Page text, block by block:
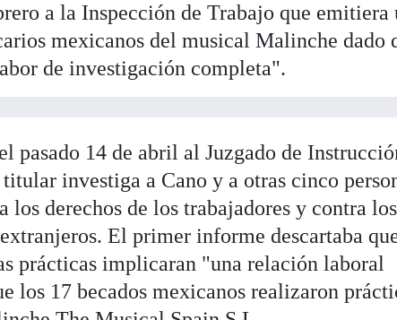
a la Inspección de Trabajo que emitiera
mexicanos del musical Malinche dado
de investigación completa".
pasado 14 de abril al Juzgado de
investiga a Cano y a otras cinco
los derechos de los trabajadores y contra los
El primer informe descartaba
prácticas implicaran "una relación laboral
los 17 becados mexicanos realizaron